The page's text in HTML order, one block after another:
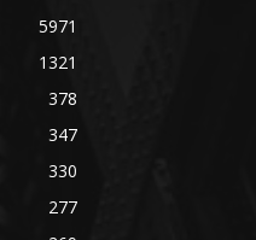
5971
1321
378
347
330
277